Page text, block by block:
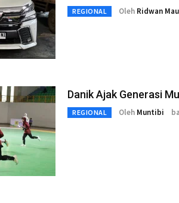
REGIONAL Oleh Ridwan
Danik Ajak Generasi
REGIONAL Oleh Muntibi